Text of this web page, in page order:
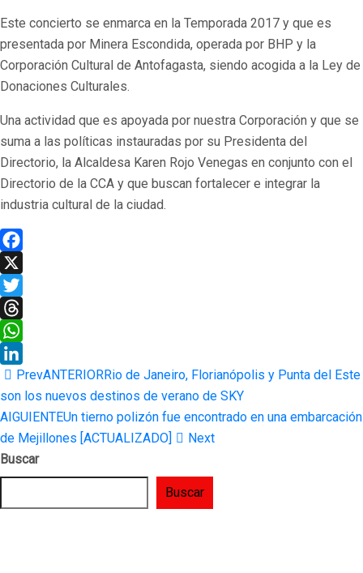
Este concierto se enmarca en la Temporada 2017 y que es
presentada por Minera Escondida, operada por BHP y la
Corporación Cultural de Antofagasta, siendo acogida a la Ley de
Donaciones Culturales.
Una actividad que es apoyada por nuestra Corporación y que se
suma a las políticas instauradas por su Presidenta del
Directorio, la Alcaldesa Karen Rojo Venegas en conjunto con el
Directorio de la CCA y que buscan fortalecer e integrar la
industria cultural de la ciudad.
Facebook
X
Twitter
Threads
WhatsApp
LinkedIn
PrevANTERIORRio de Janeiro, Florianópolis y Punta del Este
son los nuevos destinos de verano de SKY
AIGUIENTEUn tierno polizón fue encontrado en una embarcación
de Mejillones [ACTUALIZADO]
Next
Buscar
Buscar